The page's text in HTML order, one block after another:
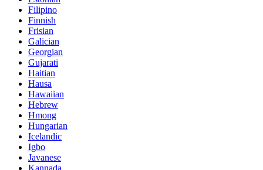
Filipino
Finnish
Frisian
Galician
Georgian
Gujarati
Haitian
Hausa
Hawaiian
Hebrew
Hmong
Hungarian
Icelandic
Igbo
Javanese
Kannada